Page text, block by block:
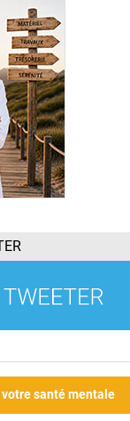
santé mentale